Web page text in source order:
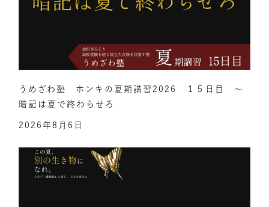
うめざわ塾 ホンキの夏期講習2026 １５日目 ～
暗記は夏で終わらせろ
2026年8月6日